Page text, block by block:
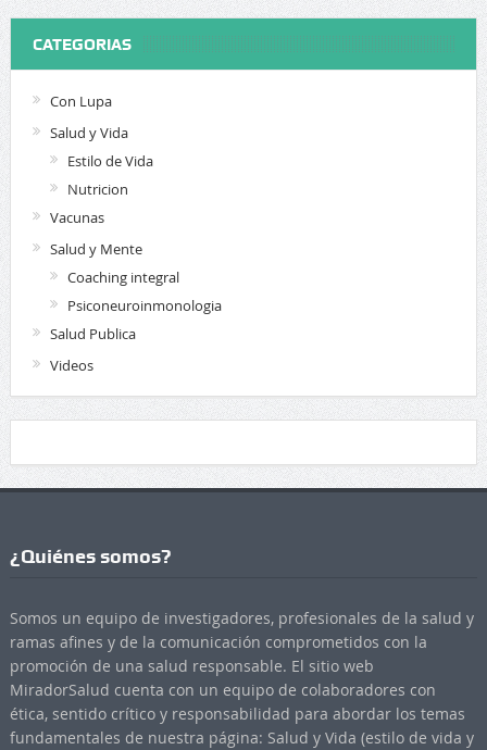
CATEGORIAS
Con Lupa
Salud y Vida
Estilo de Vida
Nutricion
Vacunas
Salud y Mente
Coaching integral
Psiconeuroinmonologia
Salud Publica
Videos
¿Quiénes somos?
Somos un equipo de investigadores, profesionales de la salud y
ramas afines y de la comunicación comprometidos con la
promoción de una salud responsable. El sitio web
MiradorSalud cuenta con un equipo de colaboradores con
ética, sentido crítico y responsabilidad para abordar los temas
fundamentales de nuestra página: Salud y Vida (estilo de vida y